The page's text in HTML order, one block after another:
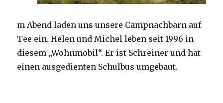
m Abend laden uns unsere Campnachbarn auf
Tee ein. Helen und Michel leben seit 1996 in
diesem „Wohnmobil“. Er ist Schreiner und hat
einen ausgedienten Schulbus umgebaut.